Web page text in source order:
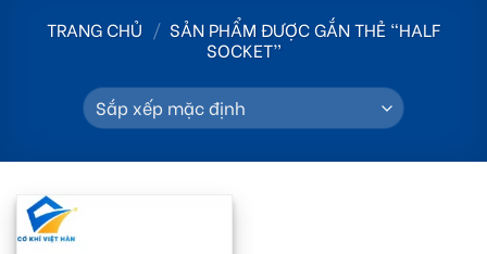
TRANG CHỦ / SẢN PHẨM ĐƯỢC GẮN THẺ “HALF
SOCKET”